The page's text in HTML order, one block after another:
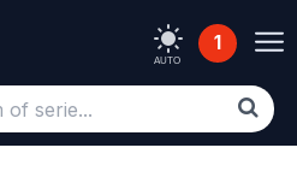
AUTO
1